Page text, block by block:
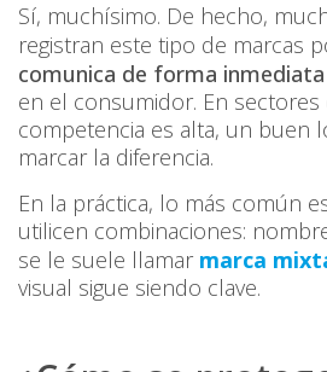
Sí, muchísimo. De hecho,
registran este tipo de marcas
comunica de forma inmediata
en el consumidor. En
competencia es alta, un buen
marcar la diferencia.
En la práctica, lo más común
utilicen combinaciones:
se le suele llamar marca
visual sigue siendo clave.